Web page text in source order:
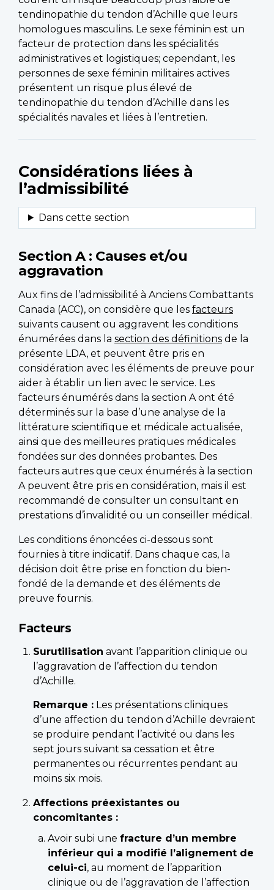
tendinopathie du tendon d’Achille que leurs
homologues masculins. Le sexe féminin est un
facteur de protection dans les spécialités
administratives et logistiques; cependant, les
personnes de sexe féminin militaires actives
présentent un risque plus élevé de
tendinopathie du tendon d’Achille dans les
spécialités navales et liées à l’entretien.
Considérations liées à
l’admissibilité
Section A : Causes et/ou
aggravation
Aux fins de l’admissibilité à Anciens Combattants
Canada (ACC), on considère que les facteurs
suivants causent ou aggravent les conditions
énumérées dans la section des définitions de la
présente LDA, et peuvent être pris en
considération avec les éléments de preuve pour
aider à établir un lien avec le service. Les
facteurs énumérés dans la section A ont été
déterminés sur la base d’une analyse de la
littérature scientifique et médicale actualisée,
ainsi que des meilleures pratiques médicales
fondées sur des données probantes. Des
facteurs autres que ceux énumérés à la section
A peuvent être pris en considération, mais il est
recommandé de consulter un consultant en
prestations d’invalidité ou un conseiller médical.
Les conditions énoncées ci-dessous sont
fournies à titre indicatif. Dans chaque cas, la
décision doit être prise en fonction du bien-
fondé de la demande et des éléments de
preuve fournis.
Facteurs
Surutilisation avant l’apparition clinique ou
l’aggravation de l’affection du tendon
d’Achille.
Remarque : Les présentations cliniques
d’une affection du tendon d’Achille devraient
se produire pendant l’activité ou dans les
sept jours suivant sa cessation et être
permanentes ou récurrentes pendant au
moins six mois.
Affections préexistantes ou
concomitantes :
Avoir subi une fracture d’un membre
inférieur qui a modifié l’alignement de
celui-ci, au moment de l’apparition
clinique ou de l’aggravation de l’affection